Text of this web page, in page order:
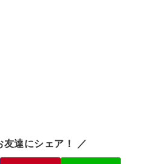
友達にシェア！ ／